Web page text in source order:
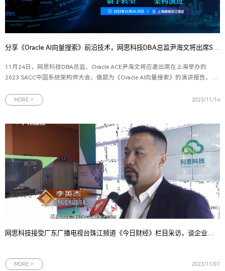
分享《Oracle AI向量搜索》前沿技术，网思科技DBA总监尹海文将出席SACC大会！
11月24日，网思科技DBA总监、Oracle ACE尹海文将应邀出席在上海举办的
2023 SACC中国系统架构师大会，做题为《Oracle AI向量搜索》的演讲报告，并
架构师大会是由IT168、ChinaUnix和ITPUB联合主办，以“数字转型 架构演进”为
MORE > 2023/11/14
网思科技接受广东广播电视台珠江频道《今日财经》栏目采访，谈企业从产品向解决方案转型背后的战略考量
MORE > 2023/11/07